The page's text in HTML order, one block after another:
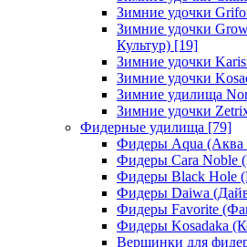
Зимние удочки
Зимние удочки
Культур) [19]
Зимние удочки
Зимние удочки
Зимние удилища
Зимние удочки
Фидерные удилища [79]
Фидеры Aqua
Фидеры Cara Noble
Фидеры Black Hole
Фидеры Daiwa
Фидеры Favorite
Фидеры Kosadaka
Вершинки для